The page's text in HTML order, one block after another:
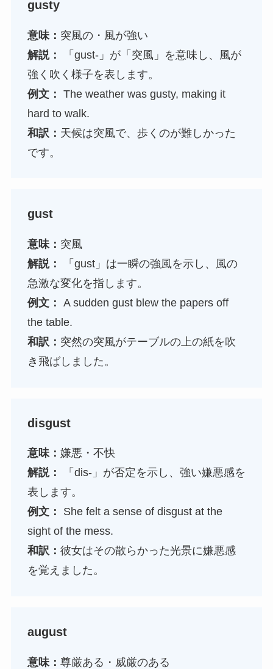
gusty
意味： 突風の・風が強い
解説：
「gust-」が「突風」を意味し、風が
強く吹く様子を表します。
例文： The weather was gusty, making it
hard to walk.
和訳： 天候は突風で、歩くのが難しかった
です。
gust
意味： 突風
解説：
「gust」は一瞬の強風を示し、風の
急激な変化を指します。
例文： A sudden gust blew the papers off
the table.
和訳： 突然の突風がテーブルの上の紙を吹
き飛ばしました。
disgust
意味： 嫌悪・不快
解説：
「dis-」が否定を示し、強い嫌悪感を
表します。
例文：
She felt a sense of disgust at the
sight of the mess.
和訳： 彼女はその散らかった光景に嫌悪感
を覚えました。
august
意味： 尊厳ある・威厳のある